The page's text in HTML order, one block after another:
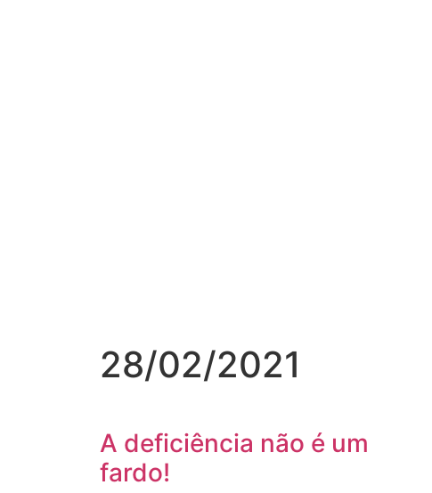
28/02/2021
A deficiência não é um
fardo!